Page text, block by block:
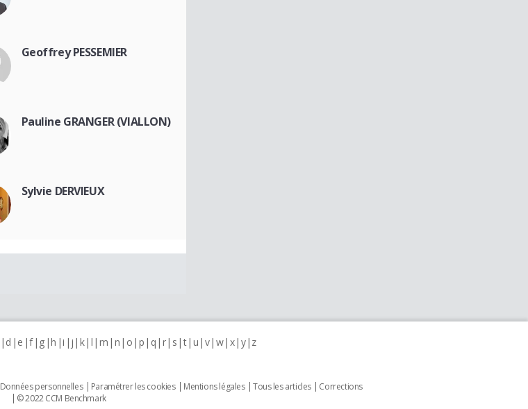
Geoffrey PESSEMIER
Pauline GRANGER (VIALLON)
Sylvie DERVIEUX
d e f g h i j k l m n o p q r s t u v w x y z
Données personnelles Paramétrer les cookies Mentions légales Tous les articles
Corrections
© 2022 CCM Benchmark